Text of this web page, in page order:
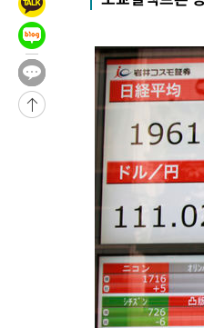
청래 44.56%
-20217초 전 >
[속보]與 대표 경선
42.08%·宋 10.17%
-19751초 전 >
-19686초 전 >
[속보]與 당대표 경선,
-13460초 전 >
낮 최고 35도 '무더
-12730초 전 >
[속보]이강인 "감독님
수도권 40도 육박 '펄
온열질환 사망자 3명
강릉에 시간당 81.4㎜
백운산서 80년근 천종
선재도서 해루질 나섰다 실
남자 농구, 나고야 아시안
여수 오동도 해상서 모터
극한폭염 한풀 꺾이지만